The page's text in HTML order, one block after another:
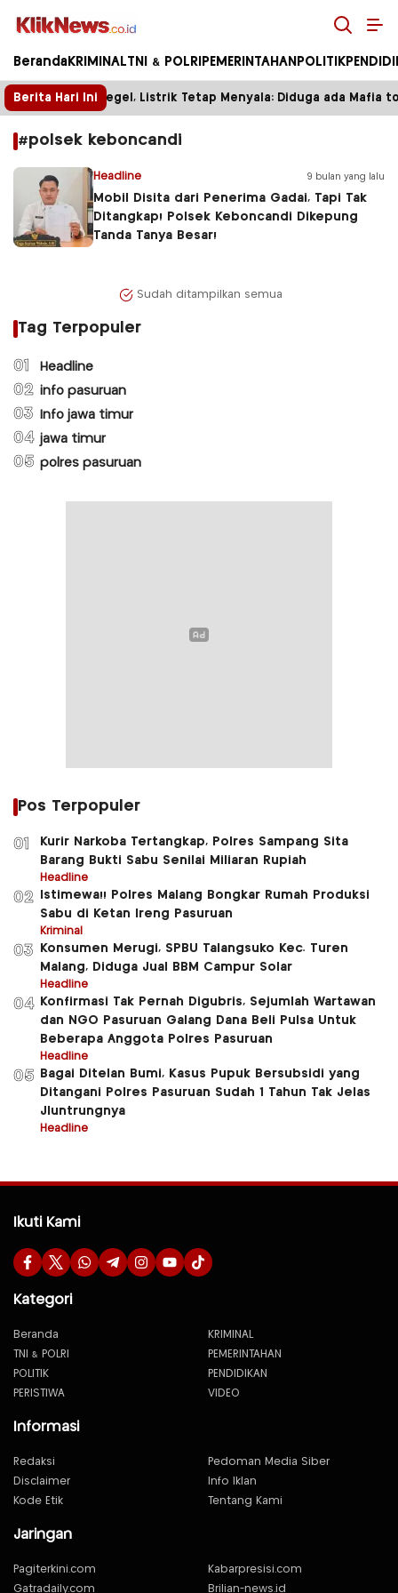
Kliknews.co.id
Beranda KRIMINAL TNI & POLRI PEMERINTAHAN POLITIK
Berita Hari Ini
Tower Disegel, Listrik Tetap Menyala: Diduga ada Mafia
#polsek keboncandi
Headline 9 bulan yang lalu
Mobil Disita dari Penerima Gadai, Tapi Tak
Ditangkap! Polsek Keboncandi Dikepung
Tanda Tanya Besar!
Sudah ditampilkan semua
Tag Terpopuler
01 Headline
02 info pasuruan
03 Info jawa timur
04 jawa timur
05 polres pasuruan
Pos Terpopuler
01
Kurir Narkoba Tertangkap, Polres Sampang Sita
Barang Bukti Sabu Senilai Miliaran Rupiah
Headline
02
Istimewa!! Polres Malang Bongkar Rumah Produksi
Sabu di Ketan Ireng Pasuruan
Kriminal
03
Konsumen Merugi, SPBU Talangsuko Kec. Turen
Malang, Diduga Jual BBM Campur Solar
Headline
04
Konfirmasi Tak Pernah Digubris, Sejumlah Wartawan
dan NGO Pasuruan Galang Dana Beli Pulsa Untuk
Beberapa Anggota Polres Pasuruan
Headline
05
Bagai Ditelan Bumi, Kasus Pupuk Bersubsidi yang
Ditangani Polres Pasuruan Sudah 1 Tahun Tak Jelas
Jluntrungnya
Headline
Ikuti Kami
Kategori
Beranda
KRIMINAL
TNI & POLRI
PEMERINTAHAN
POLITIK
PENDIDIKAN
PERISTIWA
VIDEO
Informasi
Redaksi
Pedoman Media Siber
Disclaimer
Info Iklan
Kode Etik
Tentang Kami
Jaringan
Pagiterkini.com
Kabarpresisi.com
Gatradaily.com
Brilian-news.id